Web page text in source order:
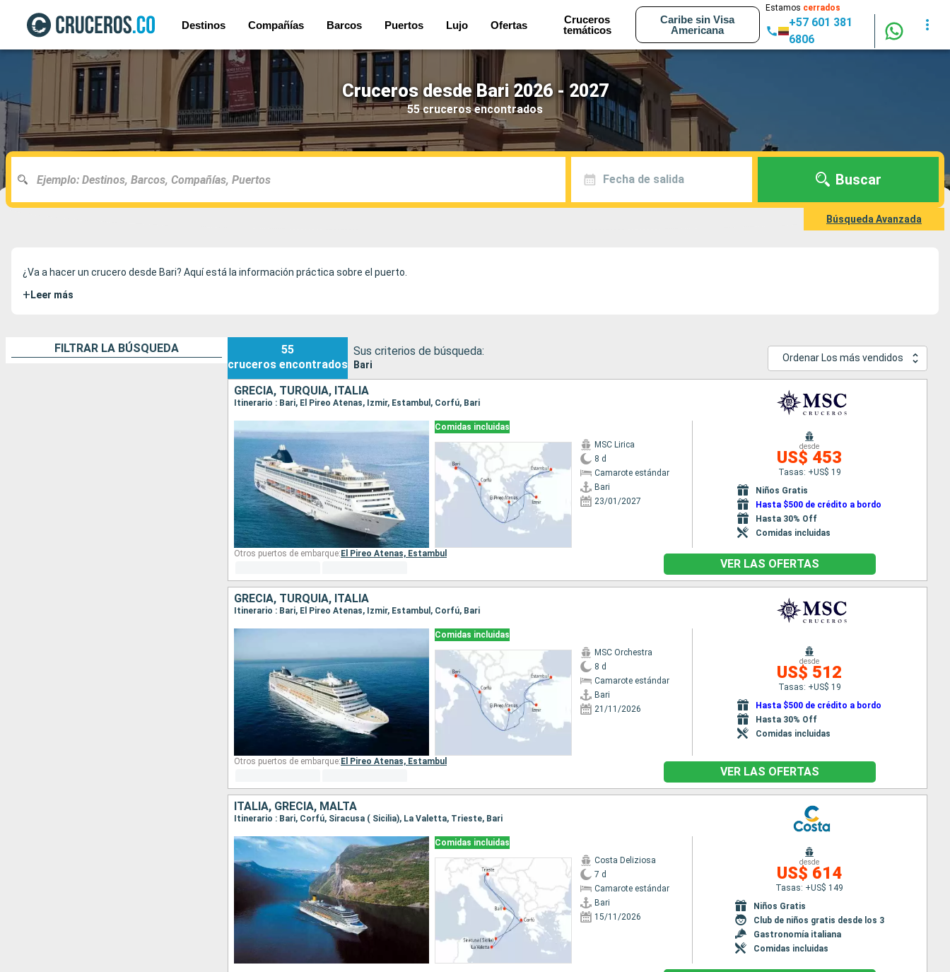
Destinos Compañías Barcos Puertos Lujo Ofertas
Cruceros
temáticos
Caribe sin Visa
Americana
Estamos cerrados
+57 601 381
6806
Cruceros desde Bari 2026 - 2027
55 cruceros encontrados
Fecha de salida Buscar
Búsqueda Avanzada
¿Va a hacer un crucero desde Bari? Aquí está la información práctica sobre el puerto.
+ Leer más
FILTRAR LA BÚSQUEDA
55
cruceros encontrados
Sus criterios de búsqueda:
Bari
Ordenar Los más vendidos
GRECIA, TURQUÍA, ITALIA
Itinerario : Bari, El Pireo Atenas, Izmir, Estambul, Corfú, Bari
Comidas incluidas
MSC Lirica
8 d
Camarote estándar
Bari
23/01/2027
desde
US$ 453
Tasas: +US$ 19
Niños Gratis
Hasta $500 de crédito a bordo
Hasta 30% Off
Comidas incluidas
Otros puertos de embarque: El Pireo Atenas, Estambul
VER LAS OFERTAS
GRECIA, TURQUÍA, ITALIA
Itinerario : Bari, El Pireo Atenas, Izmir, Estambul, Corfú, Bari
Comidas incluidas
MSC Orchestra
8 d
Camarote estándar
Bari
21/11/2026
desde
US$ 512
Tasas: +US$ 19
Hasta $500 de crédito a bordo
Hasta 30% Off
Comidas incluidas
Otros puertos de embarque: El Pireo Atenas, Estambul
VER LAS OFERTAS
ITALIA, GRECIA, MALTA
Itinerario : Bari, Corfú, Siracusa ( Sicilia), La Valetta, Trieste, Bari
Comidas incluidas
Costa Deliziosa
7 d
Camarote estándar
Bari
15/11/2026
desde
US$ 614
Tasas: +US$ 149
Niños Gratis
Club de niños gratis desde los 3
Gastronomía italiana
Comidas incluidas